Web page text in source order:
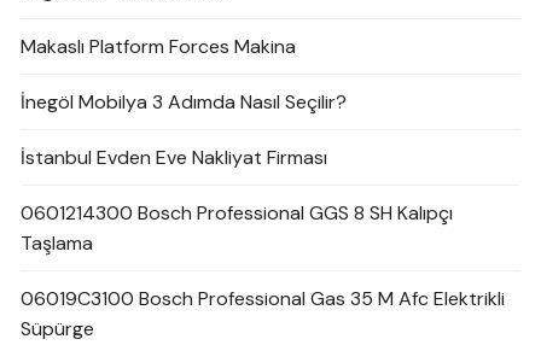
Makaslı Platform Forces Makina
İnegöl Mobilya 3 Adımda Nasıl Seçilir?
İstanbul Evden Eve Nakliyat Firması
0601214300 Bosch Professional GGS 8 SH Kalıpçı
Taşlama
06019C3100 Bosch Professional Gas 35 M Afc Elektrikli
Süpürge